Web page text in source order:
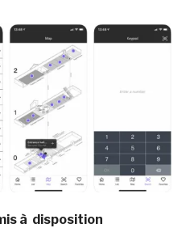
à disposition